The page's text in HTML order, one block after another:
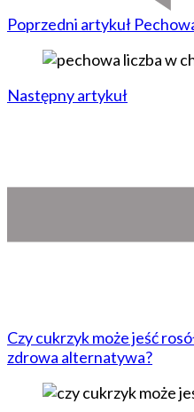
Poprzedni artykuł
Następny artykuł
Czy cukrzyk może jeść
zdrowa alternatywa?